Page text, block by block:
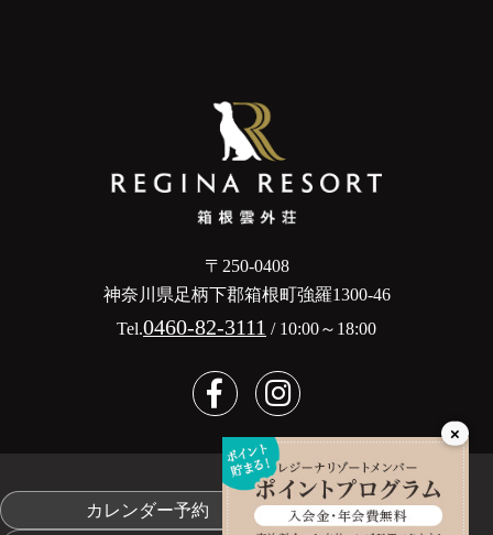
〒250-0408
神奈川県足柄下郡箱根町強羅1300-46
Tel.0460-82-3111 / 10:00～18:00
カレンダー予約
×